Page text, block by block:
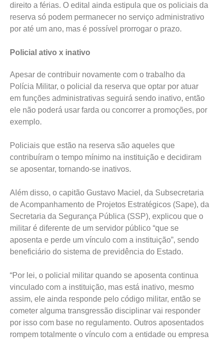
direito a férias. O edital ainda estipula que os policiais da
reserva só podem permanecer no serviço administrativo
por até um ano, mas é possível prorrogar o prazo.
Policial ativo x inativo
Apesar de contribuir novamente com o trabalho da
Polícia Militar, o policial da reserva que optar por atuar
em funções administrativas seguirá sendo inativo, então
ele não poderá usar farda ou concorrer a promoções, por
exemplo.
Policiais que estão na reserva são aqueles que
contribuíram o tempo mínimo na instituição e decidiram
se aposentar, tornando-se inativos.
Além disso, o capitão Gustavo Maciel, da Subsecretaria
de Acompanhamento de Projetos Estratégicos (Sape), da
Secretaria da Segurança Pública (SSP), explicou que o
militar é diferente de um servidor público “que se
aposenta e perde um vínculo com a instituição”, sendo
beneficiário do sistema de previdência do Estado.
“Por lei, o policial militar quando se aposenta continua
vinculado com a instituição, mas está inativo, mesmo
assim, ele ainda responde pelo código militar, então se
cometer alguma transgressão disciplinar vai responder
por isso com base no regulamento. Outros aposentados
rompem totalmente o vínculo com a entidade ou empresa